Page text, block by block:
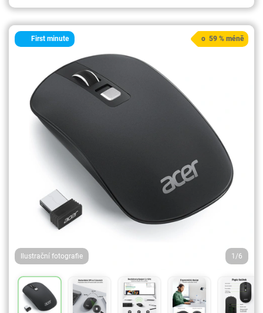
First minute
Ilustrační fotografie 1/6
o 59 % méně